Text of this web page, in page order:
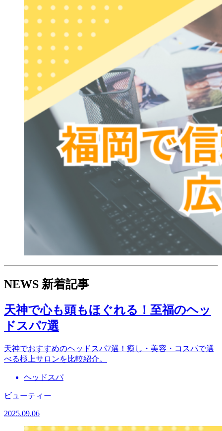
NEWS 新着記事
天神で心も頭もほぐれる！至福のヘッ
ドスパ7選
天神でおすすめのヘッドスパ7選！癒し・美容・コスパで選
べる極上サロンを比較紹介。
ヘッドスパ
ビューティー
2025.09.06